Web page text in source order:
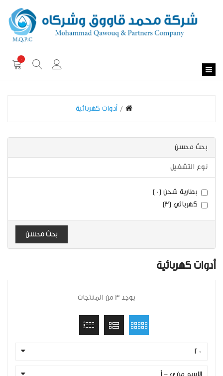
0
أدوات كهربائية
بحث محسن
نوع التشغيل
بطارية شحن (0)
كهربائي (3)
بحث محسن
أدوات كهربائية
يوجد 3 من المنتجات
20